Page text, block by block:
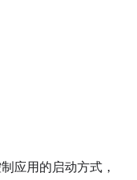
应用的启动方式，